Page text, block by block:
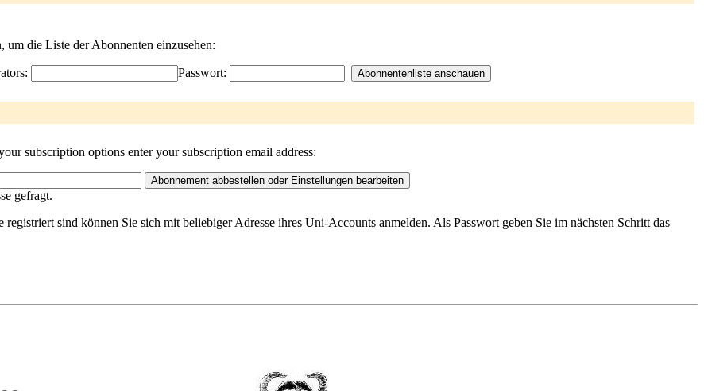
um die Liste der Abonnenten einzusehen:
Passwort:
subscription options enter your subscription email address:
gefragt.
registriert sind können Sie sich mit beliebiger Adresse ihres Uni-Accounts anmelden. Als Passwort geben Sie im nächsten Schritt das